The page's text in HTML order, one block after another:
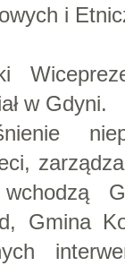
i
w Gdyni.
Gmina